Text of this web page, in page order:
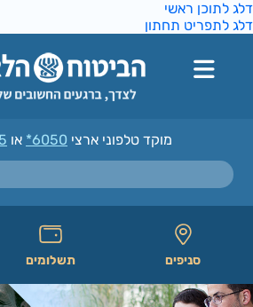
לתוכן ראשי
לתפריט תחתון
מוקד טלפוני ארצי*6050או
סניפים תשלומים